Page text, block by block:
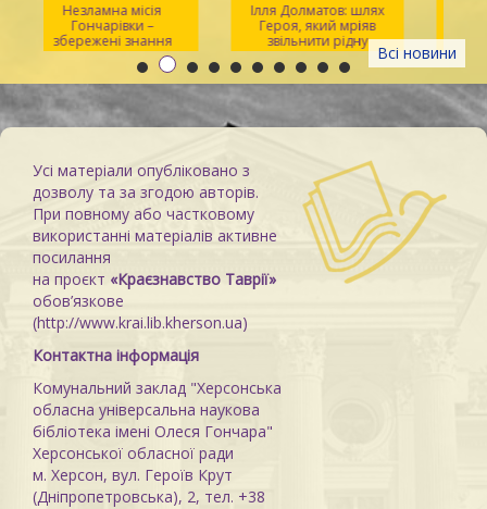
Всі новини
Незламна місія
Гончарівки –
збережені знання
Ілля Долматов: шлях
Героя, який мріяв
звільнити рідну
Каховку
Усі матеріали опубліковано з
дозволу та за згодою авторів.
При повному або частковому
використанні матеріалів активне
посилання
на проєкт «Краєзнавство Таврії»
обов’язкове
(http://www.krai.lib.kherson.ua)
Контактна інформація
Комунальний заклад "Херсонська
обласна універсальна наукова
бібліотека імені Олеся Гончара"
Херсонської обласної ради
м. Херсон, вул. Героїв Крут
(Дніпропетровська), 2, тел. +38